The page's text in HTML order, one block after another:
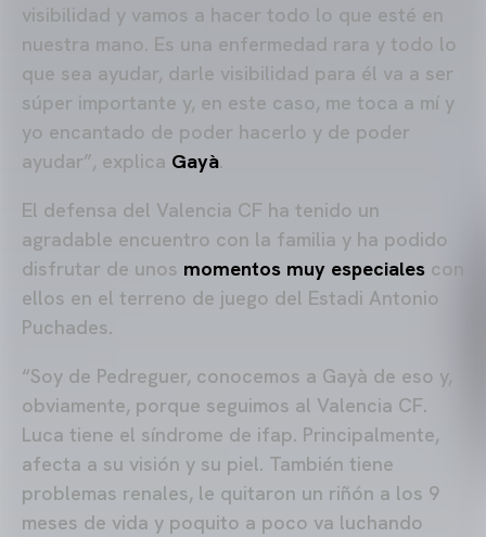
visibilidad y vamos a hacer todo lo que esté en
nuestra mano. Es una enfermedad rara y todo lo
que sea ayudar, darle visibilidad para él va a ser
súper importante y, en este caso, me toca a mí y
yo encantado de poder hacerlo y de poder
ayudar”, explica Gayà.
El defensa del Valencia CF ha tenido un
agradable encuentro con la familia y ha podido
disfrutar de unos momentos muy especiales con
ellos en el terreno de juego del Estadi Antonio
Puchades.
“Soy de Pedreguer, conocemos a Gayà de eso y,
obviamente, porque seguimos al Valencia CF.
Luca tiene el síndrome de ifap. Principalmente,
afecta a su visión y su piel. También tiene
problemas renales, le quitaron un riñón a los 9
meses de vida y poquito a poco va luchando